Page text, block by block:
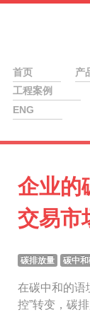
首页 产
工程案例
ENG
企业的
交易市
碳排放量 碳中
在碳中和的语
控”转变，碳